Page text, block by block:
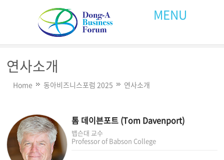
MENU
연사소개
Home 동아비즈니스포럼 2025 연사소개
톰 데이븐포트 (Tom Davenport)
뱁슨대 교수
Professor of Babson College